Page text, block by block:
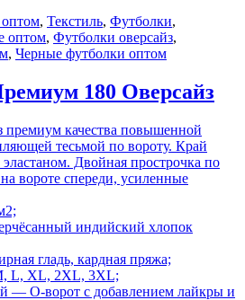
, Текстиль, Футболки,
оптом, Футболки оверсайз,
, Черные футболки оптом
180 Оверсайз
премиум качества повышенной
тесьмой по вороту. Край
эластаном. Двойная прострочка по
вороте спереди, усиленные
индийский хлопок
гладь, кардная пряжа;
L, XL, 2XL, 3XL;
— О-ворот с добавлением лайкры и